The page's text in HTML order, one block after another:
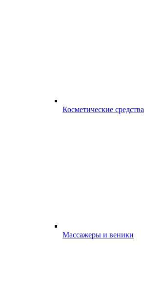
Косметические средства
Массажеры и веники